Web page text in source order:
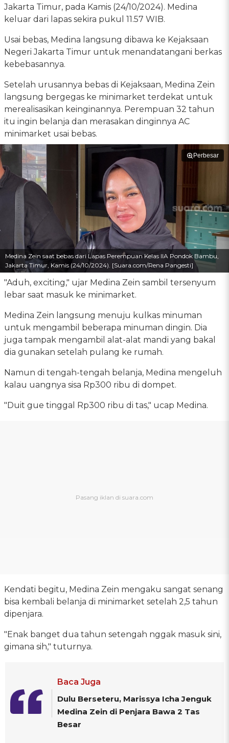
Jakarta Timur, pada Kamis (24/10/2024). Medina
keluar dari lapas sekira pukul 11.57 WIB.
Usai bebas, Medina langsung dibawa ke Kejaksaan
Negeri Jakarta Timur untuk menandatangani berkas
kebebasannya.
Setelah urusannya bebas di Kejaksaan, Medina Zein
langsung bergegas ke minimarket terdekat untuk
merealisasikan keinginannya. Perempuan 32 tahun
itu ingin belanja dan merasakan dinginnya AC
minimarket usai bebas.
Perbesar
Medina Zein saat bebas dari Lapas Perempuan Kelas IIA Pondok Bambu,
Jakarta Timur, Kamis (24/10/2024). [Suara.com/Rena Pangesti]
"Aduh, exciting," ujar Medina Zein sambil tersenyum
lebar saat masuk ke minimarket.
Medina Zein langsung menuju kulkas minuman
untuk mengambil beberapa minuman dingin. Dia
juga tampak mengambil alat-alat mandi yang bakal
dia gunakan setelah pulang ke rumah.
Namun di tengah-tengah belanja, Medina mengeluh
kalau uangnya sisa Rp300 ribu di dompet.
"Duit gue tinggal Rp300 ribu di tas," ucap Medina.
Kendati begitu, Medina Zein mengaku sangat senang
bisa kembali belanja di minimarket setelah 2,5 tahun
dipenjara.
"Enak banget dua tahun setengah nggak masuk sini,
gimana sih," tuturnya.
Baca Juga
Dulu Berseteru, Marissya Icha Jenguk
Medina Zein di Penjara Bawa 2 Tas
Besar